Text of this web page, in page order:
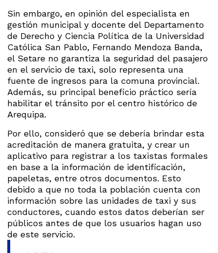
Sin embargo, en opinión del especialista en
gestión municipal y docente del Departamento
de Derecho y Ciencia Política de la Universidad
Católica San Pablo, Fernando Mendoza Banda,
el Setare no garantiza la seguridad del pasajero
en el servicio de taxi, solo representa una
fuente de ingresos para la comuna provincial.
Además, su principal beneficio práctico sería
habilitar el tránsito por el centro histórico de
Arequipa.
Por ello, consideró que se debería brindar esta
acreditación de manera gratuita, y crear un
aplicativo para registrar a los taxistas formales
en base a la información de identificación,
papeletas, entre otros documentos. Esto
debido a que no toda la población cuenta con
información sobre las unidades de taxi y sus
conductores, cuando estos datos deberían ser
públicos antes de que los usuarios hagan uso
de este servicio.